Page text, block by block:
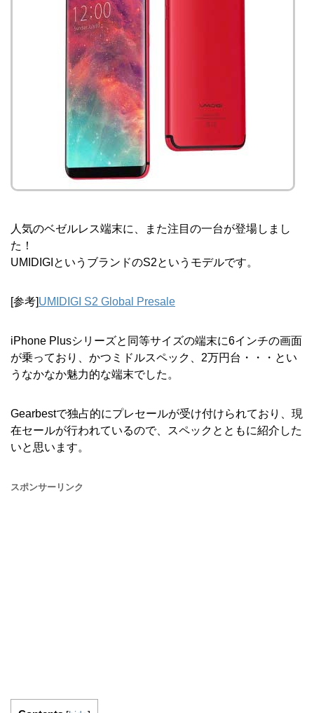
人気のベゼルレス端末に、また注目の一台が登場しまし
た！
UMIDIGIというブランドのS2というモデルです。
[参考]UMIDIGI S2 Global Presale
iPhone Plusシリーズと同等サイズの端末に6インチの画面
が乗っており、かつミドルスペック、2万円台・・・とい
うなかなか魅力的な端末でした。
Gearbestで独占的にプレセールが受け付けられており、現
在セールが行われているので、スペックとともに紹介した
いと思います。
スポンサーリンク